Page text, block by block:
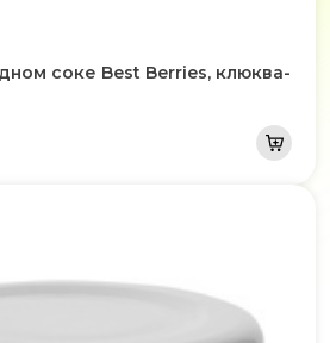
соке Best Berries, клюква-